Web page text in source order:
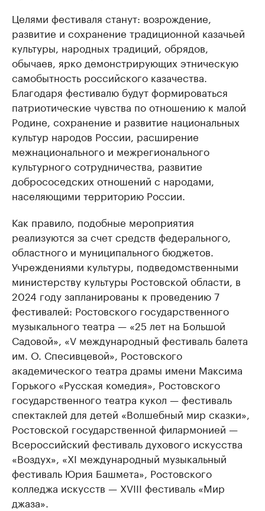
Целями фестиваля станут: возрождение,
развитие и сохранение традиционной казачьей
культуры, народных традиций, обрядов,
обычаев, ярко демонстрирующих этническую
самобытность российского казачества.
Благодаря фестивалю будут формироваться
патриотические чувства по отношению к малой
Родине, сохранение и развитие национальных
культур народов России, расширение
межнационального и межрегионального
культурного сотрудничества, развитие
добрососедских отношений с народами,
населяющими территорию России.
Как правило, подобные мероприятия
реализуются за счет средств федерального,
областного и муниципального бюджетов.
Учреждениями культуры, подведомственными
министерству культуры Ростовской области, в
2024 году запланированы к проведению 7
фестивалей: Ростовского государственного
музыкального театра — «25 лет на Большой
Садовой», «V международный фестиваль балета
им. О. Спесивцевой», Ростовского
академического театра драмы имени Максима
Горького «Русская комедия», Ростовского
государственного театра кукол — фестиваль
спектаклей для детей «Волшебный мир сказки»,
Ростовской государственной филармонией —
Всероссийский фестиваль духового искусства
«Воздух», «XI международный музыкальный
фестиваль Юрия Башмета», Ростовского
колледжа искусств — XVIII фестиваль «Мир
джаза».